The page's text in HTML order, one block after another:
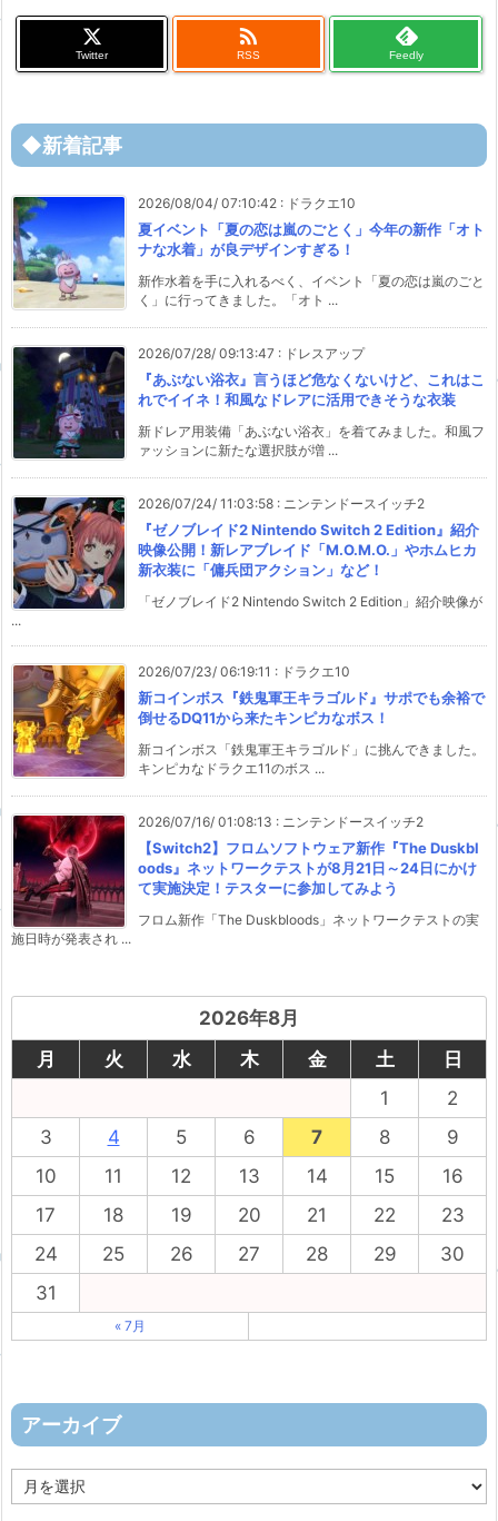
Twitter

RSS Feedly
◆新着記事
2026/08/04/ 07:10:42 : ドラクエ10
夏イベント「夏の恋は嵐のごとく」今年の新作「オト
ナな水着」が良デザインすぎる！
新作水着を手に入れるべく、イベント「夏の恋は嵐のごと
く」に行ってきました。「オト ...
2026/07/28/ 09:13:47 : ドレスアップ
『あぶない浴衣』言うほど危なくないけど、これはこ
れでイイネ！和風なドレアに活用できそうな衣装
新ドレア用装備「あぶない浴衣」を着てみました。和風フ
ァッションに新たな選択肢が増 ...
2026/07/24/ 11:03:58 : ニンテンドースイッチ2
『ゼノブレイド2 Nintendo Switch 2 Edition』紹介
映像公開！新レアブレイド「M.O.M.O.」やホムヒカ
新衣装に「傭兵団アクション」など！
「ゼノブレイド2 Nintendo Switch 2 Edition」紹介映像が
...
2026/07/23/ 06:19:11 : ドラクエ10
新コインボス『鉄鬼軍王キラゴルド』サポでも余裕で
倒せるDQ11から来たキンピカなボス！
新コインボス「鉄鬼軍王キラゴルド」に挑んできました。
キンピカなドラクエ11のボス ...
2026/07/16/ 01:08:13 : ニンテンドースイッチ2
【Switch2】フロムソフトウェア新作『The Duskbl
oods』ネットワークテストが8月21日～24日にかけ
て実施決定！テスターに参加してみよう
フロム新作「The Duskbloods」ネットワークテストの実
施日時が発表され ...
2026年8月
月
火 水 木 金 土
日
1
2
3
4 5 6 7 8
9
10
11 12 13 14 15
16
17
18 19 20 21 22
23
24
25 26 27 28 29
30
31
« 7月
アーカイブ
ー